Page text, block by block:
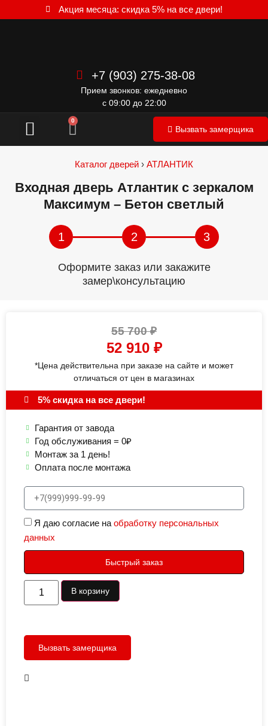
Акция месяца: скидка 5% на все двери!
+7 (903) 275-38-08
Прием звонков: ежедневно
с 09:00 до 22:00
0
Вызвать замерщика
Каталог дверей › АТЛАНТИК
Входная дверь Атлантик с зеркалом
Максимум – Бетон светлый
1 2 3
Оформите заказ или закажите
замер\консультацию
55 700₽
52 910 ₽
*Цена действительна при заказе на сайте и может
отличаться от цен в магазинах
5% скидка на все двери!
Гарантия от завода
Год обслуживания = 0₽
Монтаж за 1 день!
Оплата после монтажа
Я даю согласие наобработку персональных
данных
Быстрый заказ
В корзину
Вызвать замерщика